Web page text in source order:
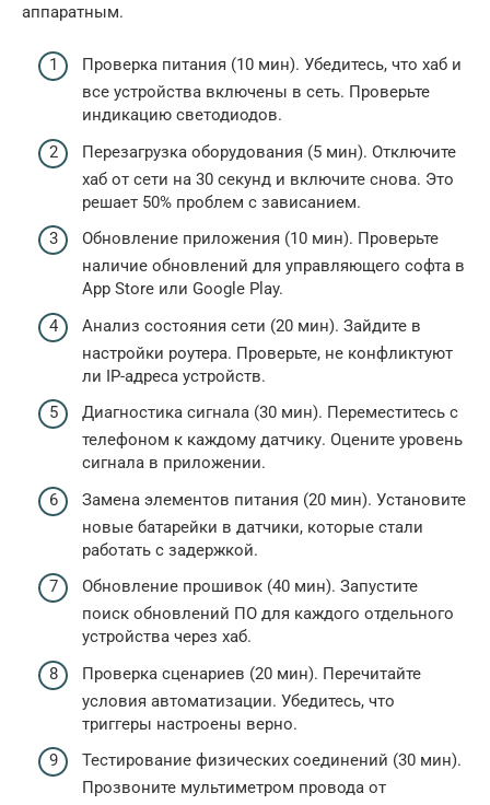
аппаратным.
Проверка питания (10 мин). Убедитесь, что хаб и
все устройства включены в сеть. Проверьте
индикацию светодиодов.
Перезагрузка оборудования (5 мин). Отключите
хаб от сети на 30 секунд и включите снова. Это
решает 50% проблем с зависанием.
Обновление приложения (10 мин). Проверьте
наличие обновлений для управляющего софта в
App Store или Google Play.
Анализ состояния сети (20 мин). Зайдите в
настройки роутера. Проверьте, не конфликтуют
ли IP-адреса устройств.
Диагностика сигнала (30 мин). Переместитесь с
телефоном к каждому датчику. Оцените уровень
сигнала в приложении.
Замена элементов питания (20 мин). Установите
новые батарейки в датчики, которые стали
работать с задержкой.
Обновление прошивок (40 мин). Запустите
поиск обновлений ПО для каждого отдельного
устройства через хаб.
Проверка сценариев (20 мин). Перечитайте
условия автоматизации. Убедитесь, что
триггеры настроены верно.
Тестирование физических соединений (30 мин).
Прозвоните мультиметром провода от